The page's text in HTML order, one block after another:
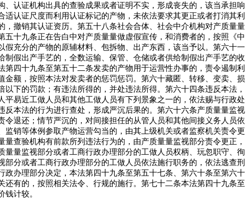
认证机构出具的查验成果或者证明不实，形成丧失的，该当承担响
认证尺度而利用认证标记的产物，未依法要求其更正或者打消其利
撤销其认证资历。第五十八条社会合体、社会中介机构对产质量量
十九条正在告白中对产质量量做虚假宣传，和消费者的，按照《中
充分的产物的原辅材料、包拆物、出产东西，该当予以。第六十一
假出产手艺的，全数运输、保管、仓储或者供给制假出产手艺的收
四十九条至第五十二条发卖的产物用于运营性办事的，责令遏制利
额，按照本法对发卖者的惩罚惩罚。第六十藏匿、转移、变卖、损
下的罚款；有违法所得的，并处违法所得。第六十四条违反本法，
易近工做人员和其他工做人员有下列景象之一的，依法赐与行政处
本法的行为进行查处，形成严沉后果的。第六十六条产质量量监视
退还；情节严沉的，对间接担任的从管人员和其他间接义务人员依
销等体例参取产物运营勾当的，由其上级机关或者监察机关责令更
查验机构有前款所列违法行为的，由产质量量监视部分责令更正，
量监视部分或者工商行政办理部分的工做人员权柄、玩忽职守、徇
分或者工商行政办理部分的工做人员依法施行职务的，依法逃查刑
办理部分决定，本法第四十九条至第五十七条、第六十条至第六十
有的，按照相关法令、行规的施行。第七十二条本法第四十九条至
计较。